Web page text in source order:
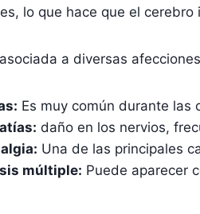
lo que hace que el
a diversas
Es muy común durante las
daño en los nervios,
Una de las principales
múltiple: Puede aparecer